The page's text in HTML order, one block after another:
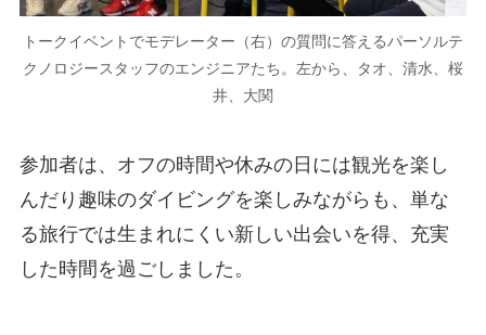
トークイベントでモデレーター（右）の質問に答えるパーソルテ
クノロジースタッフのエンジニアたち。左から、タオ、清水、桜
井、大関
参加者は、オフの時間や休みの日には観光を楽し
んだり趣味のダイビングを楽しみながらも、単な
る旅行では生まれにくい新しい出会いを得、充実
した時間を過ごしました。